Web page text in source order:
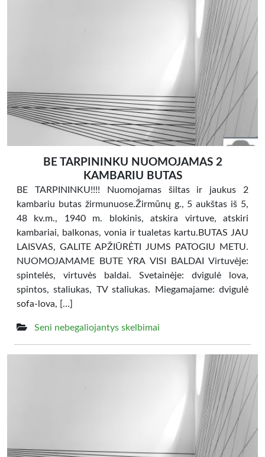
BE TARPININKU NUOMOJAMAS 2
KAMBARIU BUTAS
BE TARPININKU!!!! Nuomojamas šiltas ir jaukus 2
kambariu butas žirmunuose.Žirmūnų g., 5 aukštas iš 5,
48 kv.m., 1940 m. blokinis, atskira virtuve, atskiri
kambariai, balkonas, vonia ir tualetas kartu.BUTAS JAU
LAISVAS, GALITE APŽIŪRĖTI JUMS PATOGIU METU.
NUOMOJAMAME BUTE YRA VISI BALDAI Virtuvėje:
spintelės, virtuvės baldai. Svetainėje: dvigulė lova,
spintos, staliukas, TV staliukas. Miegamajame: dvigulė
sofa-lova, […]
Seni nebegaliojantys skelbimai